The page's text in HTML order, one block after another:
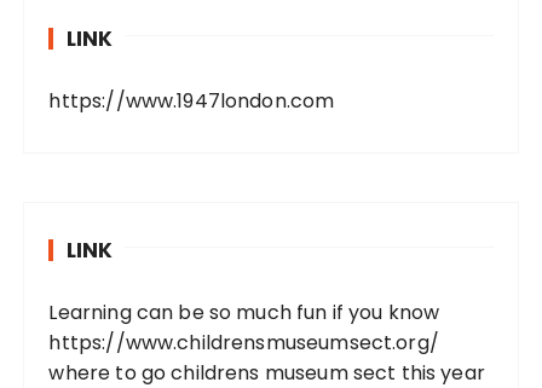
LINK
https://www.1947london.com
LINK
Learning can be so much fun if you know
https://www.childrensmuseumsect.org/
where to go childrens museum sect this year